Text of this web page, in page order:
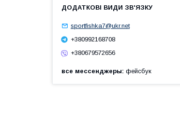
sportfishka7@ukr.net
+380992168708
+380679572656
все мессенджеры фейсбук